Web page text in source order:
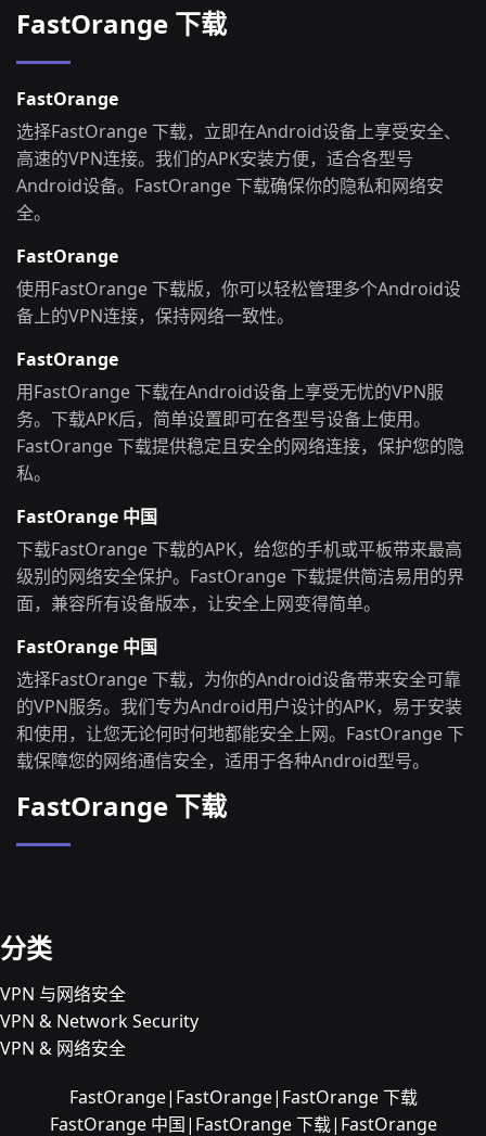
FastOrange 下载
FastOrange
选择FastOrange 下载，立即在Android设备上享受安全、
高速的VPN连接。我们的APK安装方便，适合各型号
Android设备。FastOrange 下载确保你的隐私和网络安
全。
FastOrange
使用FastOrange 下载版，你可以轻松管理多个Android设
备上的VPN连接，保持网络一致性。
FastOrange
用FastOrange 下载在Android设备上享受无忧的VPN服
务。下载APK后，简单设置即可在各型号设备上使用。
FastOrange 下载提供稳定且安全的网络连接，保护您的隐
私。
FastOrange 中国
下载FastOrange 下载的APK，给您的手机或平板带来最高
级别的网络安全保护。FastOrange 下载提供简洁易用的界
面，兼容所有设备版本，让安全上网变得简单。
FastOrange 中国
选择FastOrange 下载，为你的Android设备带来安全可靠
的VPN服务。我们专为Android用户设计的APK，易于安装
和使用，让您无论何时何地都能安全上网。FastOrange 下
载保障您的网络通信安全，适用于各种Android型号。
FastOrange 下载
分类
VPN 与网络安全
VPN & Network Security
VPN & 网络安全
FastOrange|FastOrange|FastOrange 下载
FastOrange 中国|FastOrange 下载|FastOrange